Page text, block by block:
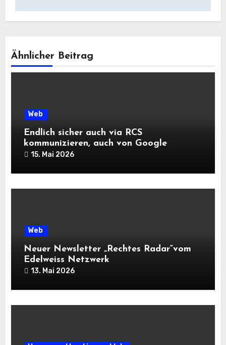
Ähnlicher Beitrag
Web
Endlich sicher auch via RCS
kommunizieren, auch von Google
Android zu Apple Geräten
15. Mai 2026
Web
Neuer Newsletter „Rechtes Radar“vom
Edelweiss Netzwerk
13. Mai 2026